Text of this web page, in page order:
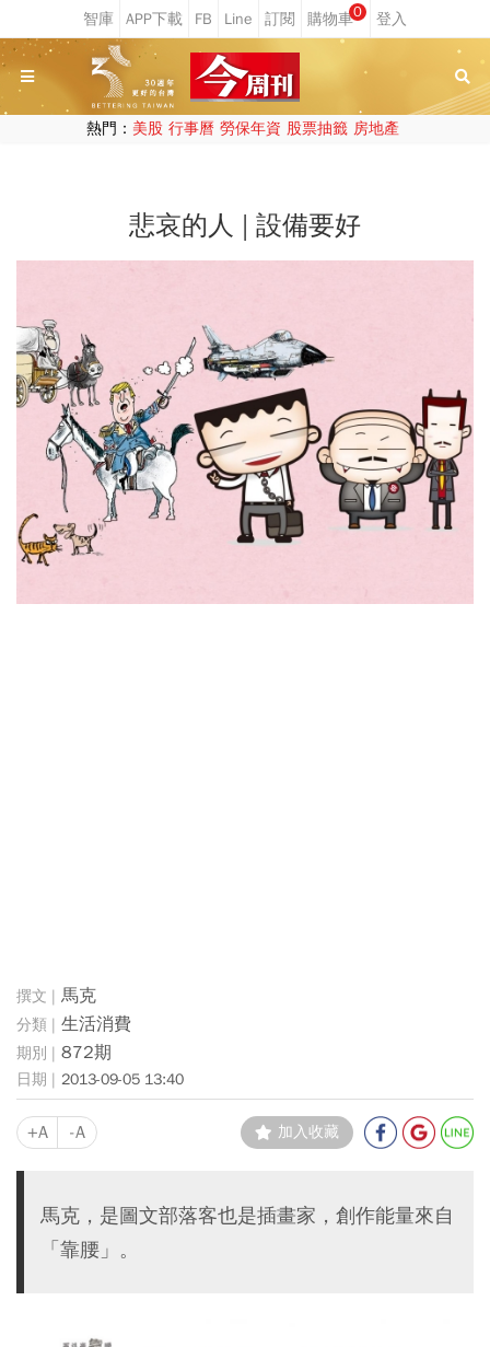
0
熱門： 美股 行事曆 勞保年資 股票抽籤 房地產
悲哀的人 | 設備要好
馬克
生活消費
872期
2013-09-05 13:40
+A -A 加入收藏
馬克，是圖文部落客也是插畫家，創作能量來自
「靠腰」。